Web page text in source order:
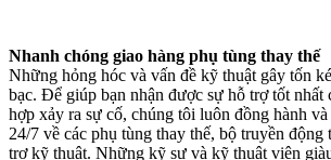
Nhanh chóng giao hàng phụ tùng thay thế
Những hỏng hóc và vấn đề kỹ thuật gây tốn
bạc. Để giúp bạn nhận được sự hỗ trợ tốt nhất
hợp xảy ra sự cố, chúng tôi luôn đồng hành
24/7 về các phụ tùng thay thế, bộ truyền động
trợ kỹ thuật. Những kỹ sư và kỹ thuật viên